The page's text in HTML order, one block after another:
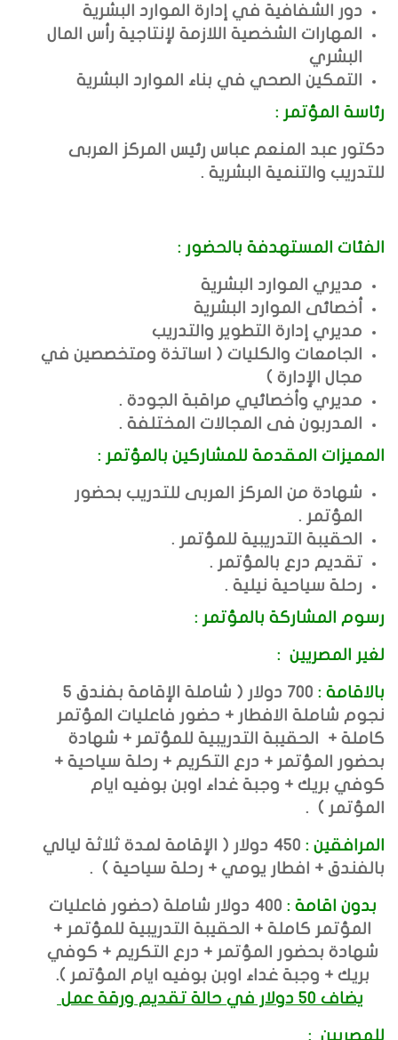
دور الشفافية في إدارة الموارد البشرية
المهارات الشخصية اللازمة لإنتاجية رأس المال
البشري
التمكين الصحي في بناء الموارد البشرية
رئاسة المؤتمر :
دكتور عبد المنعم عباس رئيس المركز العربى
للتدريب والتنمية البشرية .
الفئات المستهدفة بالحضور :
مديري الموارد البشرية
أخصائى الموارد البشرية
مديري إدارة التطوير والتدريب
الجامعات والكليات ( اساتذة ومتخصصين في
مجال الإدارة )
مديري وأخصائيي مراقبة الجودة .
المدربون فى المجالات المختلفة .
المميزات المقدمة للمشاركين بالمؤتمر :
شهادة من المركز العربى للتدريب بحضور
المؤتمر .
الحقيبة التدريبية للمؤتمر .
تقديم درع بالمؤتمر .
رحلة سياحية نيلية .
رسوم المشاركة بالمؤتمر :
لغير المصريين :
بالاقامة :
دولار ( شاملة الإقامة بفندق 5
نجوم شاملة الافطار + حضور فاعليات المؤتمر
كاملة + الحقيبة التدريبية للمؤتمر + شهادة
بحضور المؤتمر + درع التكريم + رحلة سياحية +
كوفي بريك + وجبة غداء اوبن بوفيه ايام
المؤتمر ) .
المرافقين : دولار ( الإقامة لمدة ثلاثة ليالي
بالفندق + افطار يومي + رحلة سياحية ) .
بدون اقامة :
400 دولار شاملة (حضور فاعليات
المؤتمر كاملة + الحقيبة التدريبية للمؤتمر +
شهادة بحضور المؤتمر + درع التكريم + كوفي
بريك + وجبة غداء اوبن بوفيه ايام المؤتمر ).
يضاف 50 دولار في حالة تقديم ورقة عمل
للمصريين :